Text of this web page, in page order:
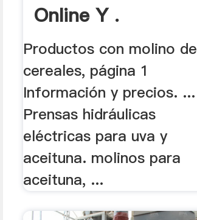
Online Y .
Productos con molino de
cereales, página 1
Información y precios. ...
Prensas hidráulicas
eléctricas para uva y
aceituna. molinos para
aceituna, ...